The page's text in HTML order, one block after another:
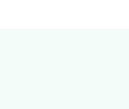
Bergen -